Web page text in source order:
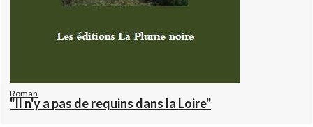
Roman
"Il n'y a pas de requins dans la Loire"